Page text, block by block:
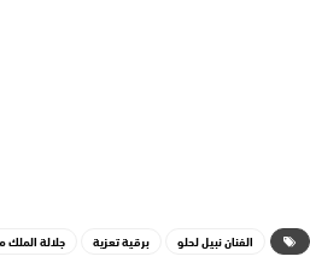
الفنان نبيل لحلو برقية تعزية جلالة